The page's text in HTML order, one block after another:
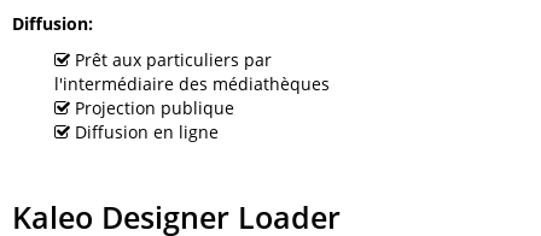
Diffusion
Prêt aux particuliers par
l'intermédiaire des médiathèques
Projection publique
Diffusion en ligne
Kaleo Designer Loader